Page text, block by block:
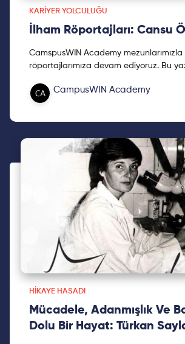
KARIYER YOLCULUĞU
İlham Röportajları: Cansu
CamspusWIN Academy
röportajlarımıza devam ediyoruz. Bu
CampusWIN Academy
HIKAYE HASADI
Mücadele, Adanmışlık Ve
Dolu Bir Hayat: Türkan